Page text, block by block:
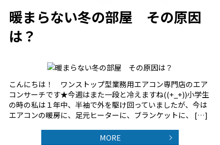
暖まらない冬の部屋 その原因
は？
こんにちは！ ワンストップ型業務用エアコン専門店のエア
コンサーチです★今週はまた一段と冷えますね((+_+))小学生
の時の私は１年中、半袖で外を駆け回っていましたが、今は
エアコンの暖房に、足元ヒーターに、ブランケットに、 […]
MORE